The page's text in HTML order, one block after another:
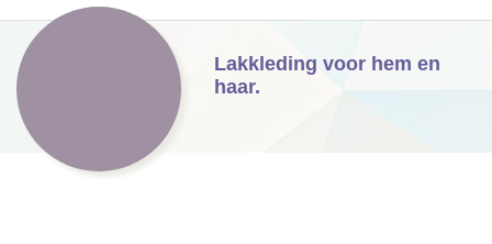
Lakkleding voor hem en
haar.